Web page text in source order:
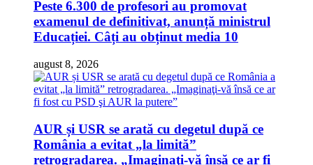
Peste 6.300 de profesori au promovat
examenul de definitivat, anunță ministrul
Educației. Câți au obținut media 10
august 8, 2026
AUR și USR se arată cu degetul după ce
România a evitat „la limită”
retrogradarea. „Imaginaţi-vă însă ce ar fi